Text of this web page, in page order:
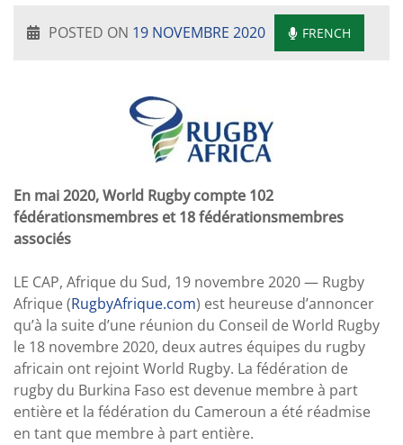
POSTED ON 19 NOVEMBRE 2020 FRENCH
En mai 2020, World Rugby compte 102
fédérationsmembres et 18 fédérationsmembres
associés
LE CAP, Afrique du Sud, 19 novembre 2020 — Rugby
Afrique (RugbyAfrique.com) est heureuse d’annoncer
qu’à la suite d’une réunion du Conseil de World Rugby
le 18 novembre 2020, deux autres équipes du rugby
africain ont rejoint World Rugby. La fédération de
rugby du Burkina Faso est devenue membre à part
entière et la fédération du Cameroun a été réadmise
en tant que membre à part entière.